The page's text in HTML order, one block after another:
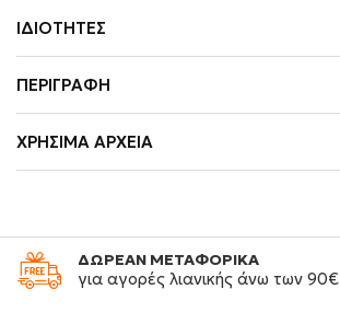
ΙΔΙΌΤΗΤΕΣ
ΠΕΡΙΓΡΑΦΉ
ΧΡΉΣΙΜΑ ΑΡΧΕΊΑ
ΔΩΡΕΑΝ ΜΕΤΑΦΟΡΙΚΑ
για αγορές λιανικής άνω των 90€